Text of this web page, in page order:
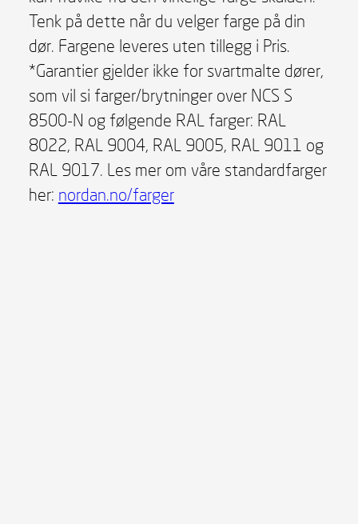
Tenk på dette når du velger farge på din
dør. Fargene leveres uten tillegg i Pris.
*Garantier gjelder ikke for svartmalte dører,
som vil si farger/brytninger over NCS S
8500-N og følgende RAL farger: RAL
8022, RAL 9004, RAL 9005, RAL 9011 og
RAL 9017. Les mer om våre standardfarger
her: nordan.no/farger